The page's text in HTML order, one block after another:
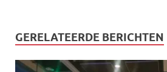
GERELATEERDE BERICHTEN